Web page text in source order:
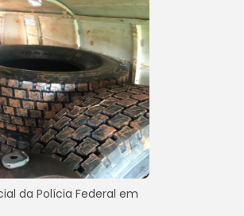
da Polícia Federal em